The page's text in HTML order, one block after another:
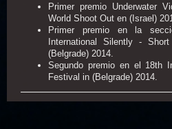
Primer premio Underwater
World Shoot Out en (Israel)
Primer premio en la
International Silently -
(Belgrade) 2014.
Segundo premio en el 18th
Festival in (Belgrade) 2014.